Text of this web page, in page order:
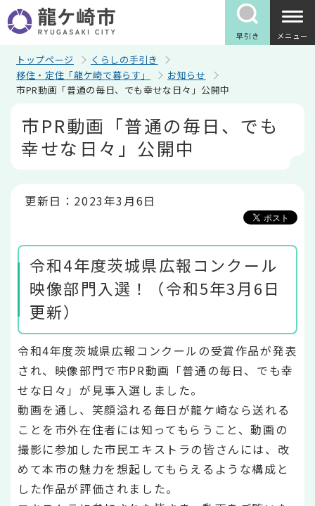
の
ペ
早引き メニュー
トップページ
くらしの手引き
移住・定住「龍ケ崎で暮らす」
お知らせ
市PR動画「普通の毎日、でも幸せな日々」公開中
市PR動画「普通の毎日、でも
幸せな日々」公開中
更新日：2023年3月6日
令和4年度茨城県広報コンクール
映像部門入選！（令和5年3月6日
更新）
令和4年度茨城県広報コンクールの受賞作品が発表
され、映像部門で市PR動画「普通の毎日、でも幸
せな日々」が見事入選しました。
動画を通し、笑顔溢れる毎日が龍ケ崎なら送れる
ことを市外在住者には知ってもらうこと、動画の
撮影に参加した市民エキストラの皆さんには、改
めて本市の魅力を想起してもらえるような構成と
した作品が評価されました。